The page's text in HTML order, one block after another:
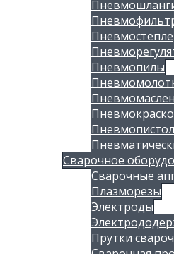
Пневмопилы
Сварочное
Сварочные
Плазморезы
Электроды
Прутки